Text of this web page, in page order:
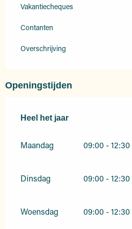
Vakantiecheques
Contanten
Overschrijving
Openingstijden
Heel het jaar
Heel het jaar
Maandag 09:00 - 12:30
Dinsdag 09:00 - 12:30
Woensdag 09:00 - 12:30